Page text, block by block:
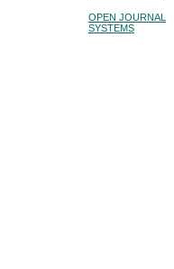
OPEN JOURNAL
SYSTEMS